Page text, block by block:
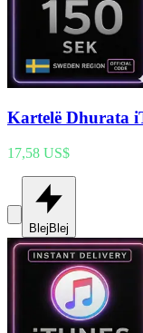
Kartelë Dhurata
17,58 US$
Blej Blej